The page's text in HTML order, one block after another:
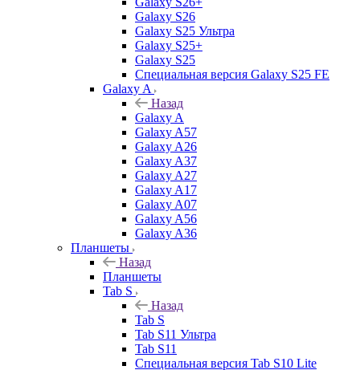
Galaxy S26
Galaxy S25 Ультра
Galaxy S25+
Galaxy S25
Специальная версия Galaxy S25 FE
Galaxy A
Назад
Galaxy A
Galaxy A57
Galaxy A26
Galaxy A37
Galaxy A27
Galaxy A17
Galaxy A07
Galaxy A56
Galaxy A36
Планшеты
Назад
Планшеты
Tab S
Назад
Tab S
Tab S11 Ультра
Tab S11
Специальная версия Tab S10 Lite